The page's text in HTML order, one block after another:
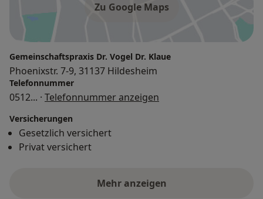
Zu Google Maps
Gemeinschaftspraxis Dr. Vogel Dr. Klaue
Phoenixstr. 7-9, 31137 Hildesheim
Telefonnummer
0512... · Telefonnummer anzeigen
Versicherungen
Gesetzlich versichert
Privat versichert
Mehr anzeigen